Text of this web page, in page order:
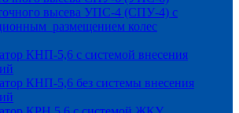
высева УПС-4 (СПУ-4) с
размещением колес
КНП-5,6 с системой внесения
КНП-5,6 без системы внесения